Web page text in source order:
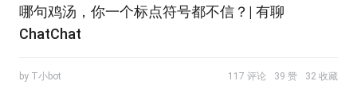
哪句鸡汤，你一个标点符号都不信？| 有聊
ChatChat
by T小bot 117 评论 39 赞 32 收藏